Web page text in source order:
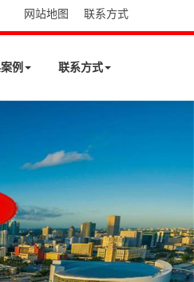
网站地图 联系方式
例 联系方式